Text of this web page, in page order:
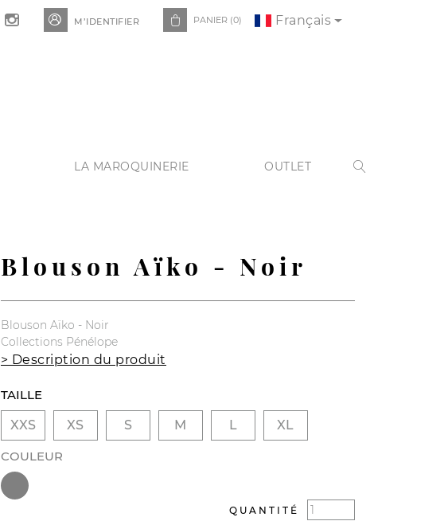
 M’IDENTIFIER  PANIER (0) Français
LA MAROQUINERIE OUTLET 
Blouson Aïko - Noir
Blouson Aïko - Noir
Collections Pénélope
> Description du produit
TAILLE
XXS
XS S M L XL
COULEUR
QUANTITÉ